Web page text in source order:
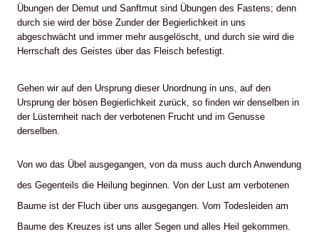
Übungen der Demut und Sanftmut sind Übungen des Fastens; denn
durch sie wird der böse Zunder der Begierlichkeit in uns
abgeschwächt und immer mehr ausgelöscht, und durch sie wird die
Herrschaft des Geistes über das Fleisch befestigt.
Gehen wir auf den Ursprung dieser Unordnung in uns, auf den
Ursprung der bösen Begierlichkeit zurück, so finden wir denselben in
der Lüsternheit nach der verbotenen Frucht und im Genusse
derselben.
Von wo das Übel ausgegangen, von da muss auch durch Anwendung
des Gegenteils die Heilung beginnen. Von der Lust am verbotenen
Baume ist der Fluch über uns ausgegangen. Vom Todesleiden am
Baume des Kreuzes ist uns aller Segen und alles Heil gekommen.